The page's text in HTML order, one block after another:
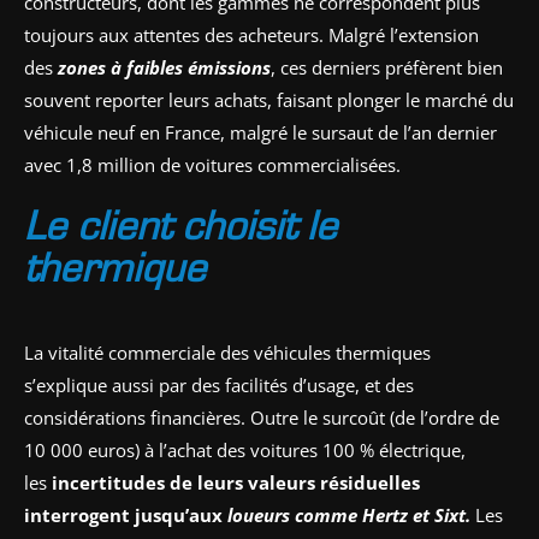
toujours aux attentes des acheteurs. Malgré l’extension
deszones à faibles émissions, ces derniers préfèrent bien
souvent reporter leurs achats, faisant plonger le marché du
véhicule neuf en France, malgré le sursaut de l’an dernier
avec 1,8 million de voitures commercialisées.
Le client choisit le
thermique
La vitalité commerciale des véhicules thermiques
s’explique aussi par des facilités d’usage, et des
considérations financières. Outre le surcoût (de l’ordre de
10 000 euros) à l’achat des voitures 100 % électrique,
les incertitudes de leurs valeurs résiduelles
interrogent jusqu’aux loueurs comme Hertz et Sixt. Les